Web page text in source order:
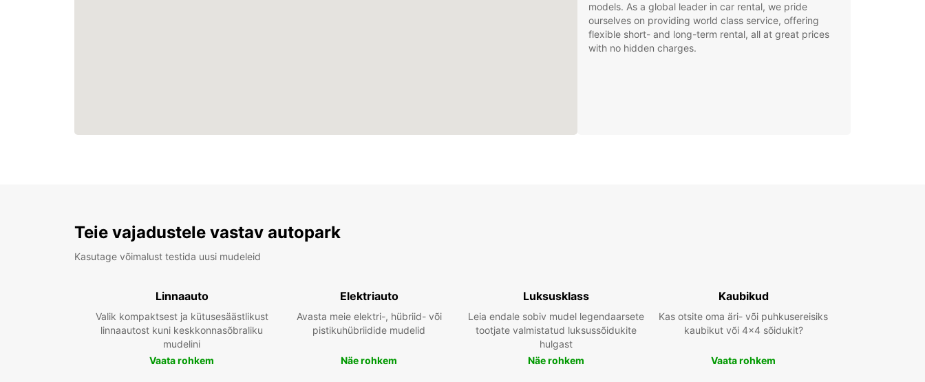
models. As a global leader in car rental, we pride
ourselves on providing world class service, offering
flexible short- and long-term rental, all at great prices
with no hidden charges.
Teie vajadustele vastav autopark
Kasutage võimalust testida uusi mudeleid
Linnaauto
Valik kompaktsest ja kütusesäästlikust
linnaautost kuni keskkonnasõbraliku
mudelini
Vaata rohkem
Elektriauto
Avasta meie elektri-, hübriid- või
pistikuhübriidide mudelid
Näe rohkem
Luksusklass
Leia endale sobiv mudel legendaarsete
tootjate valmistatud luksussõidukite
hulgast
Näe rohkem
Kaubikud
Kas otsite oma äri- või puhkusereisiks
kaubikut või 4x4 sõidukit?
Vaata rohkem